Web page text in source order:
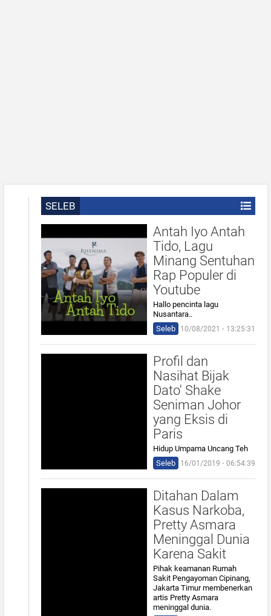
SELEB
Antah Iyo Antah
Tido, Lagu
Minang Sentuhan
Rap Populer di
Youtube
Hallo pencinta lagu
Nusantara..
Seleb
10/08/2021 ⋅ 13:25:31
Profil dan
Nasihat Bijak
Dato' Shake
Seniman Johor
yang Eksis di
Paris
Hidup Umpama Uncang Teh
Seleb
16/01/2019 ⋅ 06:54:39
Ditahan Dalam
Kasus Narkoba,
Pretty Asmara
Meninggal Dunia
Karena Sakit
Pihak keamanan Rumah
Sakit Pengayoman Cipinang,
Jakarta Timur membenerkan
artis Pretty Asmara
meninggal dunia.